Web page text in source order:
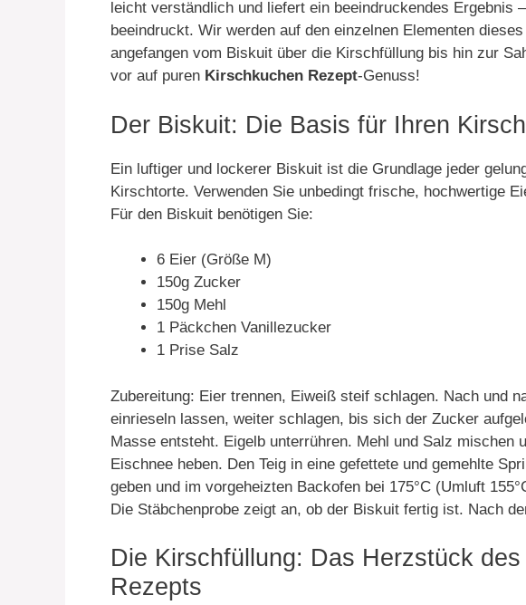
leicht verständlich und liefert ein beeindruckendes Ergebnis
beeindruckt. Wir werden auf den einzelnen Elementen
angefangen vom Biskuit über die Kirschfüllung bis hin zur
vor auf puren Kirschkuchen Rezept-Genuss!
Der Biskuit: Die Basis für Ihren
Ein luftiger und lockerer Biskuit ist die Grundlage jeder
Kirschtorte. Verwenden Sie unbedingt frische, hochwertige
Für den Biskuit benötigen Sie:
6 Eier (Größe M)
150g Zucker
150g Mehl
1 Päckchen Vanillezucker
1 Prise Salz
Zubereitung: Eier trennen, Eiweiß steif schlagen. Nach und
einrieseln lassen, weiter schlagen, bis sich der Zucker
Masse entsteht. Eigelb unterrühren. Mehl und Salz mischen
Eischnee heben. Den Teig in eine gefettete und gemehlte
geben und im vorgeheizten Backofen bei 175°C (Umluft
Die Stäbchenprobe zeigt an, ob der Biskuit fertig ist. Nach
Die Kirschfüllung: Das Herzstück
Rezepts